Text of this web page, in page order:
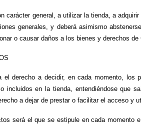
carácter general, a utilizar la tienda, a
generales, y deberá asimismo
o causar daños a los bienes y derechos
el derecho a decidir, en cada momento,
incluidos en la tienda, entendiéndose que
a dejar de prestar o facilitar el acceso
será el que se estipule en cada momento